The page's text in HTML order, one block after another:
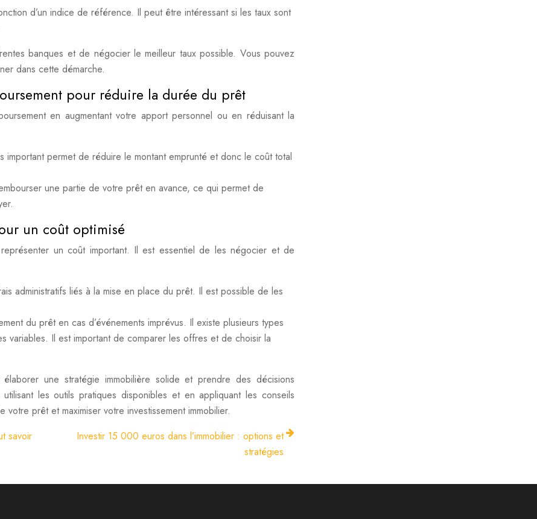
d’un indice de référence. Il peut être intéressant si les taux sont
banques et de négocier le meilleur taux possible. Vous pouvez
dans cette démarche.
pour réduire la durée du prêt
en augmentant votre apport personnel ou en réduisant la
permet de réduire le montant emprunté et donc le coût total
une partie de votre prêt en avance, ce qui permet de
un coût optimisé
un coût important. Il est essentiel de les négocier et de
administratifs liés à la mise en place du prêt. Il est possible de les
du prêt en cas d’événements imprévus. Il existe plusieurs types
variables. Il est important de comparer les offres et de choisir la
une stratégie immobilière solide et prendre des décisions
les outils pratiques disponibles et en appliquant les conseils
prêt et maximiser votre investissement immobilier.
savoir
Investir 15 000 euros dans l’immobilier : options et
stratégies